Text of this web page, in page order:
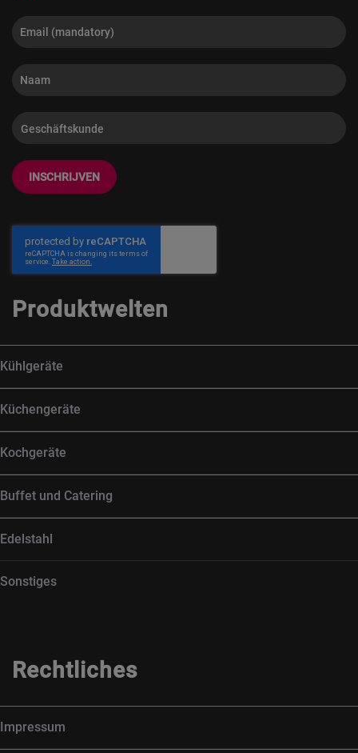
INSCHRIJVEN
Produktwelten
Kühlgeräte
Küchengeräte
Kochgeräte
Buffet und Catering
Edelstahl
Sonstiges
Rechtliches
Impressum